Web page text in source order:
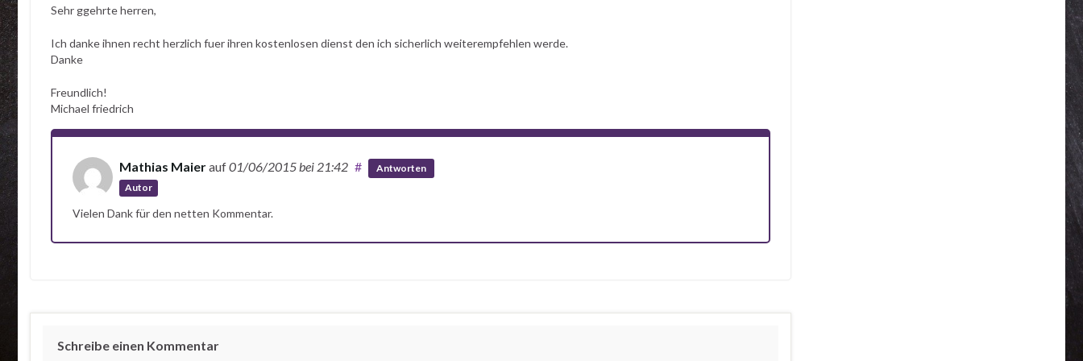
Sehr ggehrte herren,
Ich danke ihnen recht herzlich fuer ihren kostenlosen dienst den ich sicherlich weiterempfehlen werde.
Danke
Freundlich!
Michael friedrich
Mathias Maierauf01/06/2015bei 21:42
Autor
# Antworten
Vielen Dank für den netten Kommentar.
Schreibe einen Kommentar